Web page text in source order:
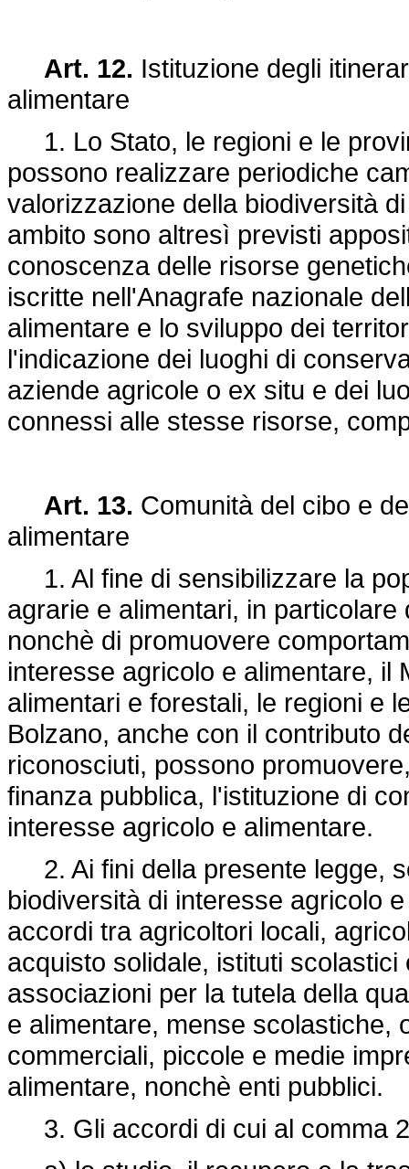
Art. 12. Istituzione degli
alimentare
1. Lo Stato, le regioni e le
possono realizzare periodiche
valorizzazione della biodiversità
ambito sono altresì previsti
conoscenza delle risorse
iscritte nell'Anagrafe nazionale
alimentare e lo sviluppo dei
l'indicazione dei luoghi di
aziende agricole o ex situ e dei
connessi alle stesse risorse,
Art. 13. Comunità del cibo e
alimentare
1. Al fine di sensibilizzare la
agrarie e alimentari, in
nonchè di promuovere
interesse agricolo e alimentare, il
alimentari e forestali, le regioni e
Bolzano, anche con il contributo
riconosciuti, possono
finanza pubblica, l'istituzione di
interesse agricolo e alimentare.
2. Ai fini della presente legge,
biodiversità di interesse agricolo
accordi tra agricoltori locali,
acquisto solidale, istituti
associazioni per la tutela della
e alimentare, mense scolastiche,
commerciali, piccole e medie
alimentare, nonchè enti pubblici.
3. Gli accordi di cui al comma